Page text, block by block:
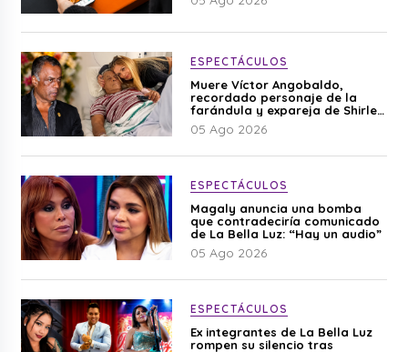
ESPECTÁCULOS
Muere Víctor Angobaldo,
recordado personaje de la
farándula y expareja de Shirley
Cherres
05 Ago 2026
ESPECTÁCULOS
Magaly anuncia una bomba
que contradeciría comunicado
de La Bella Luz: “Hay un audio”
05 Ago 2026
ESPECTÁCULOS
Ex integrantes de La Bella Luz
rompen su silencio tras